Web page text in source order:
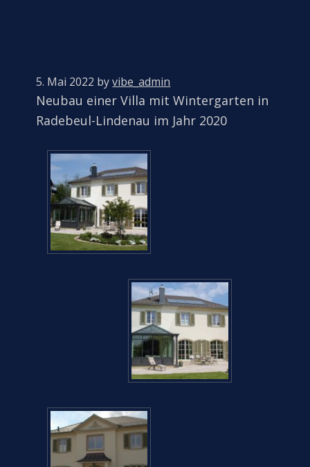
5. Mai 2022 byvibe_admin
Neubau einer Villa mit Wintergarten in
Radebeul-Lindenau im Jahr 2020